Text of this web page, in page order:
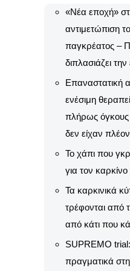
«Νέα εποχή»
αντιμετώπιση
παγκρέατος –
διπλασιάζει
Επαναστατική
ενέσιμη
πλήρως
δεν είχαν
Το χάπι που
για τον
Τα καρκινικά
τρέφονται από
από κάτι που
SUPREMO trial:
πραγματικά